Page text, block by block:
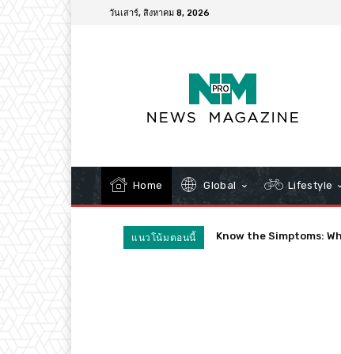
วันเสาร์, สิงหาคม 8, 2026
Home Global Lifestyle
แนวโน้มตอนนี้ Quarantines Spark